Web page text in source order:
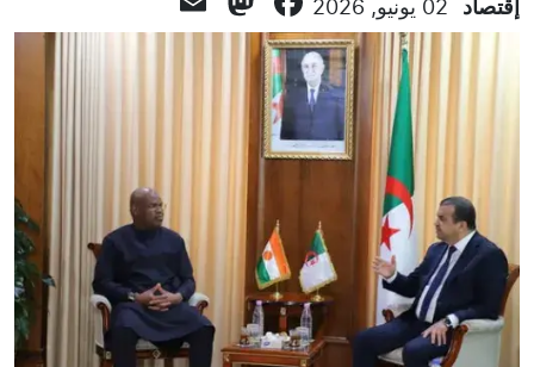
إقتصاد 02 يونيو, 2026